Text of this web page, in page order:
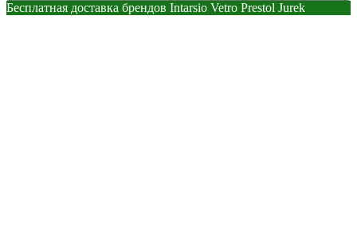
Бесплатная доставка брендов Intarsio Vetro Prestol Jurek